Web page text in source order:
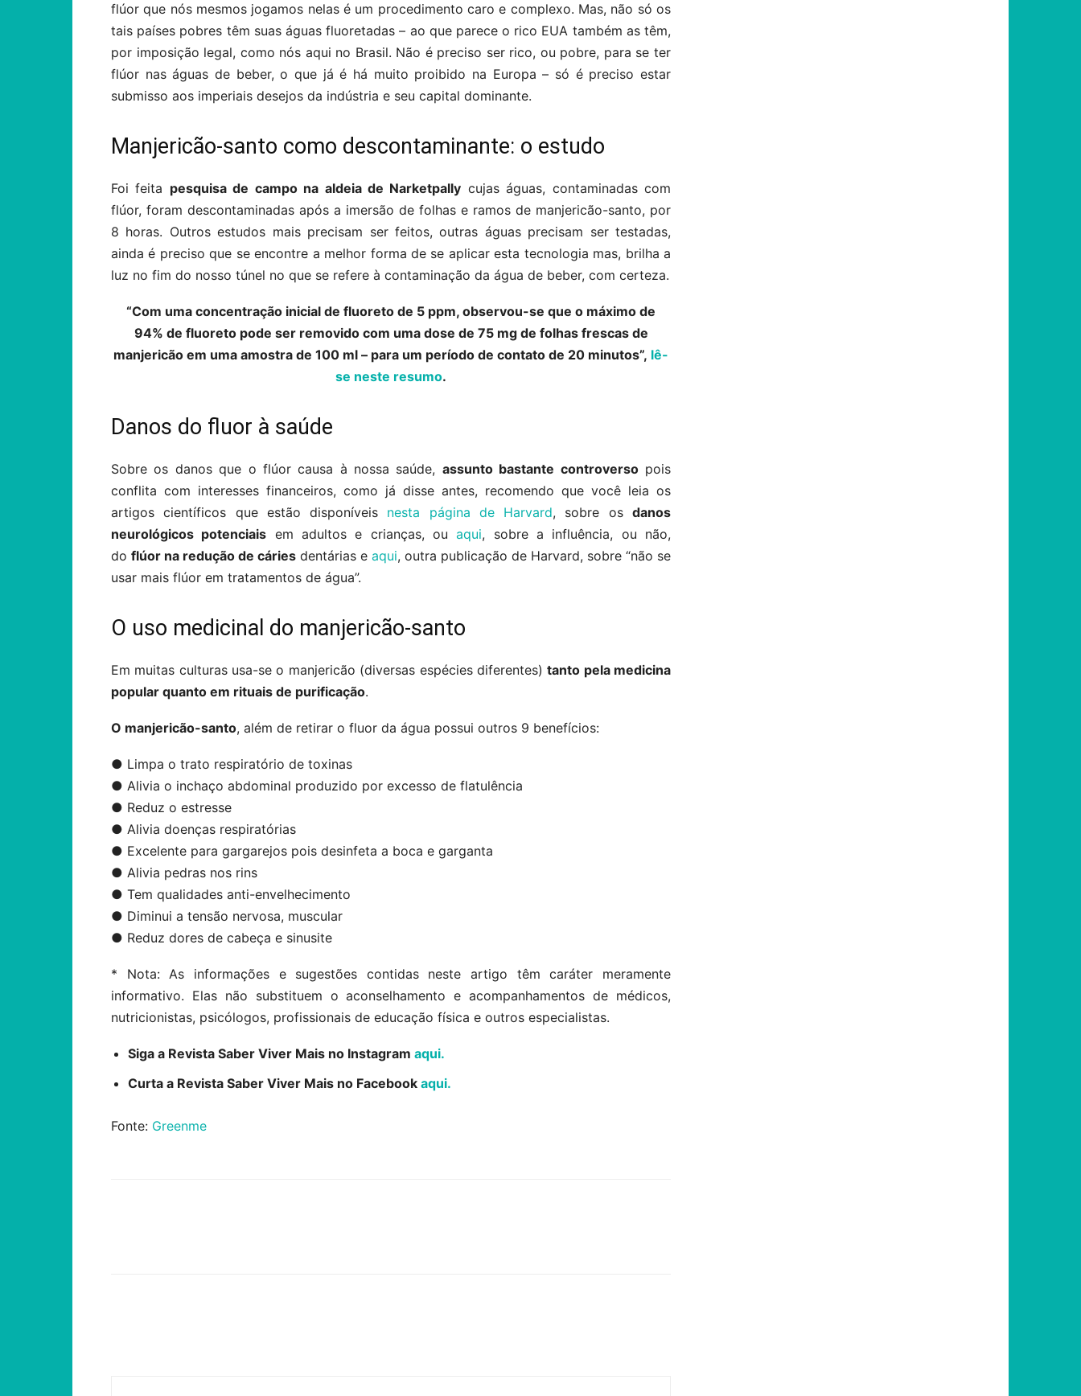
flúor que nós mesmos jogamos nelas é um procedimento caro e complexo. Mas, não só os
tais países pobres têm suas águas fluoretadas – ao que parece o rico EUA também as têm,
por imposição legal, como nós aqui no Brasil. Não é preciso ser rico, ou pobre, para se ter
flúor nas águas de beber, o que já é há muito proibido na Europa – só é preciso estar
submisso aos imperiais desejos da indústria e seu capital dominante.
Manjericão-santo como descontaminante: o estudo
Foi feita pesquisa de campo na aldeia de Narketpally cujas águas, contaminadas com
flúor, foram descontaminadas após a imersão de folhas e ramos de manjericão-santo, por
8 horas. Outros estudos mais precisam ser feitos, outras águas precisam ser testadas,
ainda é preciso que se encontre a melhor forma de se aplicar esta tecnologia mas, brilha a
luz no fim do nosso túnel no que se refere à contaminação da água de beber, com certeza.
“Com uma concentração inicial de fluoreto de 5 ppm, observou-se que o máximo de
94% de fluoreto pode ser removido com uma dose de 75 mg de folhas frescas de
manjericão em uma amostra de 100 ml – para um período de contato de 20 minutos”, lê-
se neste resumo.
Danos do fluor à saúde
Sobre os danos que o flúor causa à nossa saúde, assunto bastante controversopois
conflita com interesses financeiros, como já disse antes, recomendo que você leia os
artigos científicos que estão disponíveis nesta página de Harvard, sobre osdanos
neurológicos potenciais em adultos e crianças, ouaqui, sobre a influência, ou não,
do flúor na redução de cáries dentárias e aqui, outra publicação de Harvard, sobre “não se
usar mais flúor em tratamentos de água”.
O uso medicinal do manjericão-santo
Em muitas culturas usa-se o manjericão (diversas espécies diferentes)tanto pela medicina
popular quanto em rituais de purificação.
O manjericão-santo, além de retirar o fluor da água possui outros 9 benefícios:
● Limpa o trato respiratório de toxinas
● Alivia o inchaço abdominal produzido por excesso de flatulência
● Reduz o estresse
● Alivia doenças respiratórias
● Excelente para gargarejos pois desinfeta a boca e garganta
● Alivia pedras nos rins
● Tem qualidades anti-envelhecimento
● Diminui a tensão nervosa, muscular
● Reduz dores de cabeça e sinusite
* Nota: As informações e sugestões contidas neste artigo têm caráter meramente
informativo. Elas não substituem o aconselhamento e acompanhamentos de médicos,
nutricionistas, psicólogos, profissionais de educação física e outros especialistas.
Siga a Revista Saber Viver Mais no Instagram aqui.
Curta a Revista Saber Viver Mais no Facebook aqui.
Fonte: Greenme